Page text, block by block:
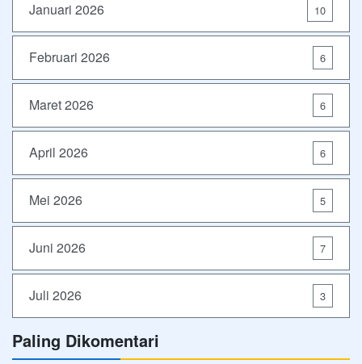
Januari 2026 10
Februari 2026 6
Maret 2026 6
April 2026 6
Mei 2026 5
Juni 2026 7
Juli 2026 3
Paling Dikomentari